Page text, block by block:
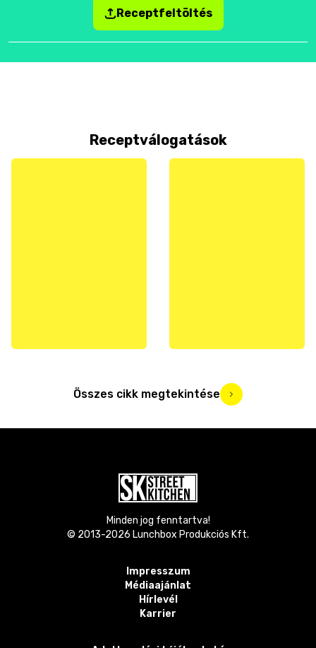
Receptfeltöltés
Receptválogatások
Összes cikk megtekintése
Minden jog fenntartva!
© 2013-2026 Lunchbox Produkciós Kft.
Impresszum
Médiaajánlat
Hírlevél
Karrier